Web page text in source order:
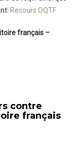
Recours OQTF
français –
contre
français